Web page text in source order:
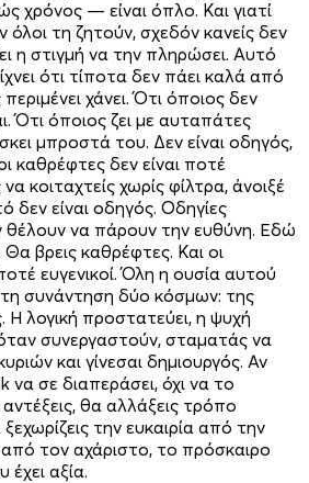
χρόνος — είναι όπλο. Και γιατί
όλοι τη ζητούν, σχεδόν κανείς δεν
η στιγμή να την πληρώσει. Αυτό
ότι τίποτα δεν πάει καλά από
χάνει. Ότι όποιος δεν
Ότι όποιος ζει με αυταπάτες
μπροστά του. Δεν είναι οδηγός,
καθρέφτες δεν είναι ποτέ
να κοιταχτείς χωρίς φίλτρα, άνοιξέ
είναι οδηγός. Οδηγίες
θέλουν να πάρουν την ευθύνη. Εδώ
βρεις καθρέφτες. Και οι
ευγενικοί. Όλη η ουσία αυτού
συνάντηση δύο κόσμων: της
Η λογική προστατεύει, η ψυχή
συνεργαστούν, σταματάς να
και γίνεσαι δημιουργός. Αν
σε διαπεράσει, όχι να το
θα αλλάξεις τρόπο
την ευκαιρία από την
τον αχάριστο, το πρόσκαιρο
αξία.